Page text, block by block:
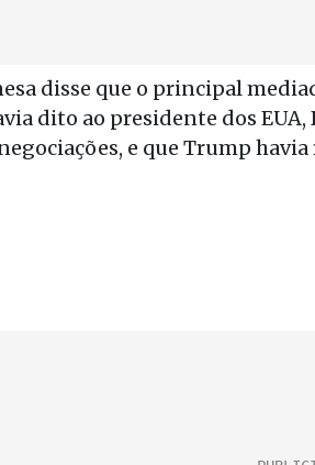
disse que o principal
dito ao presidente dos EUA,
e que Trump